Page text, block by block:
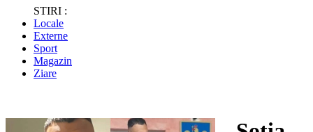
STIRI :
Locale
Externe
Sport
Magazin
Ziare